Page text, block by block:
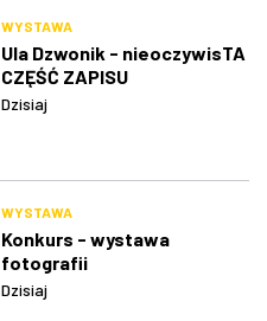
WYSTAWA
Ula Dzwonik - nieoczywisTA
CZĘŚĆ ZAPISU
Dzisiaj
WYSTAWA
Konkurs - wystawa
fotografii
Dzisiaj